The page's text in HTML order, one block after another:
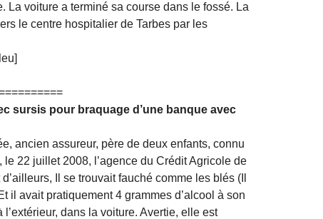
voiture a terminé sa course dans le fossé. La
le centre hospitalier de Tarbes par les
sursis pour braquage d’une banque avec
ancien assureur, père de deux enfants, connu
22 juillet 2008, l’agence du Crédit Agricole de
Il se trouvait fauché comme les blés (Il
il avait pratiquement 4 grammes d’alcool à son
dans la voiture. Avertie, elle est